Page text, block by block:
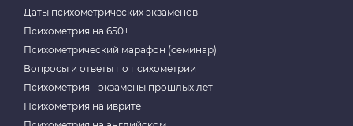
Даты психометрических экзаменов
Психометрия на 650+
Психометрический марафон (семинар)
Вопросы и ответы по психометрии
Психометрия - экзамены прошлых лет
Психометрия на иврите